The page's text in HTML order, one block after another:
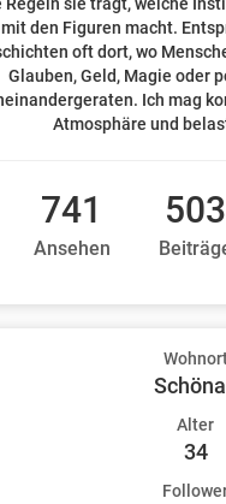
Regeln sie trägt, welche
den Figuren macht.
oft dort, wo
Glauben, Geld, Magie oder
Ich mag
Atmosphäre und
741
Ansehen
503
Alter
34